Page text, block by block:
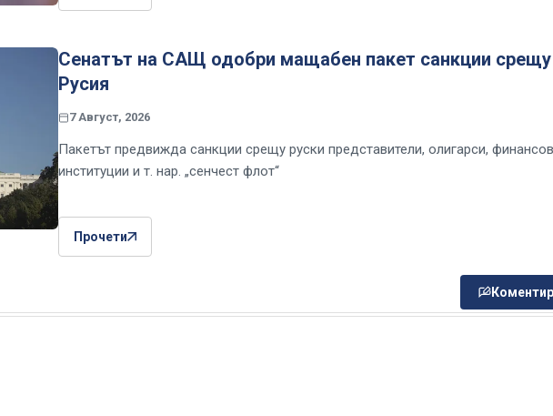
Сенатът на САЩ одобри мащабен пакет санкции срещу
Русия
7 Август, 2026
Пакетът предвижда санкции срещу руски представители, олигарси,
институции и т. нар. „сенчест флот“
Прочети